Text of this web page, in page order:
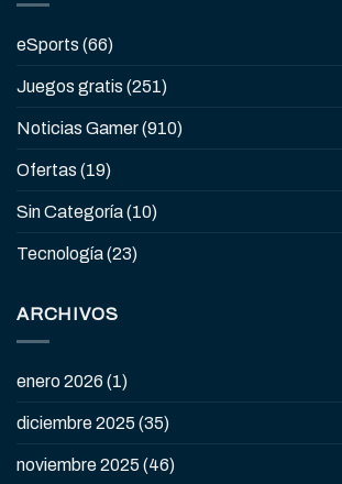
eSports (66)
Juegos gratis (251)
Noticias Gamer(910)
Ofertas (19)
Sin Categoría(10)
Tecnología(23)
ARCHIVOS
enero 2026 (1)
diciembre 2025 (35)
noviembre 2025 (46)